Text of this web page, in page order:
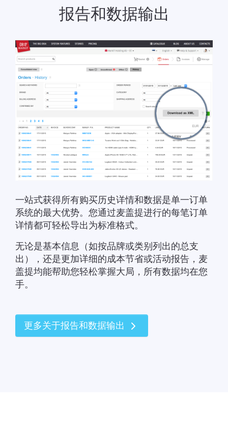
报告和数据输出
一站式获得所有购买历史详情和数据是单一订单
系统的最大优势。您通过麦盖提进行的每笔订单
详情都可轻松导出为标准格式。
无论是基本信息（如按品牌或类别列出的总支
出），还是更加详细的成本节省或活动报告，麦
盖提均能帮助您轻松掌握大局，所有数据均在您
手。
更多关于报告和数据输出